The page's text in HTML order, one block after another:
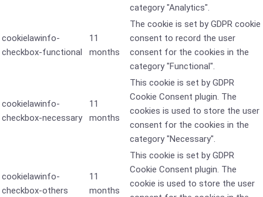
category "Analytics".
cookielawinfo-
checkbox-functional
11
months
The cookie is set by GDPR cookie
consent to record the user
consent for the cookies in the
category "Functional".
cookielawinfo-
checkbox-necessary
11
months
This cookie is set by GDPR
Cookie Consent plugin. The
cookies is used to store the user
consent for the cookies in the
category "Necessary".
cookielawinfo-
checkbox-others
11
months
This cookie is set by GDPR
Cookie Consent plugin. The
cookie is used to store the user